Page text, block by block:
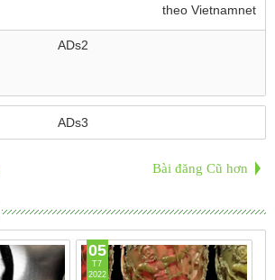
theo Vietnamnet
ADs2
ADs3
Bài đăng Cũ hơn
05
T7
2022